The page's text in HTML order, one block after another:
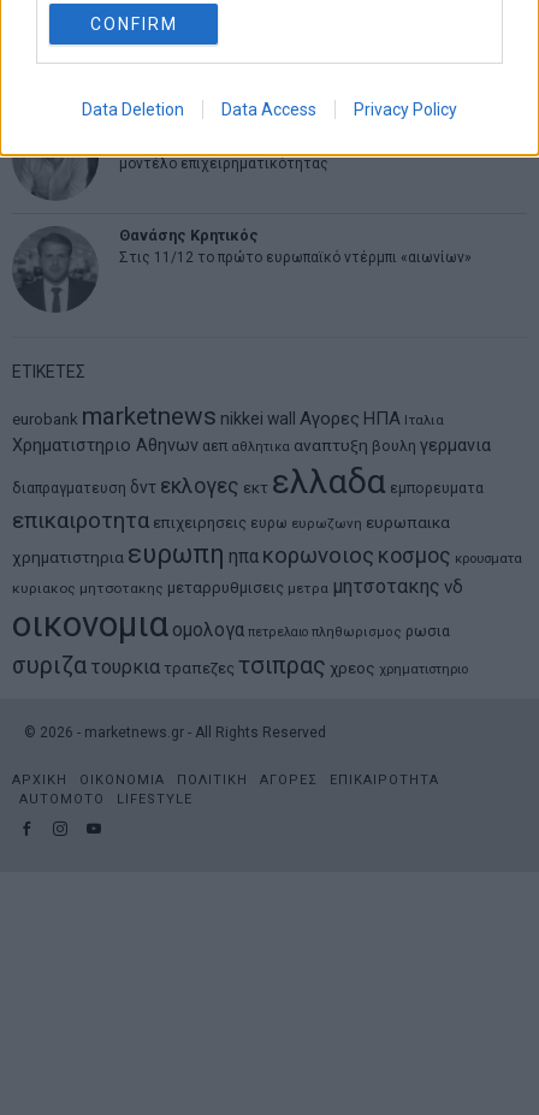
CONFIRM
Data Deletion Data Access Privacy Policy
Από την αποθέωση στην καταγγελία: Η Ελλάδα πάντα
Νικόλαος Φουρτζής
μοντέλο επιχειρηματικότητας
Θανάσης Κρητικός
Στις 11/12 το πρώτο ευρωπαϊκό ντέρμπι «αιωνίων»
ΕΤΙΚΕΤΕΣ
eurobank marketnews nikkei wall Αγορες ΗΠΑ Ιταλια
Χρηματιστηριο Αθηνων αεπ αθλητικα αναπτυξη βουλη γερμανια
διαπραγματευση δντ εκλογες εκτ ελλαδα εμπορευματα
επικαιροτητα επιχειρησεις ευρω ευρωζωνη ευρωπαικα
χρηματιστηρια ευρωπη ηπα κορωνοιος κοσμος κρουσματα
κυριακος μητσοτακης μεταρρυθμισεις μετρα μητσοτακης νδ
οικονομια ομολογα πετρελαιο πληθωρισμος ρωσια
συριζα τουρκια τραπεζες τσιπρας χρεος χρηματιστηριο
© 2026 - marketnews.gr - All Rights Reserved
ΑΡΧΙΚΗ ΟΙΚΟΝΟΜΙΑ ΠΟΛΙΤΙΚΗ ΑΓΟΡΕΣ
ΕΠΙΚΑΙΡΟΤΗΤΑ
AUTOMOTO
LIFESTYLE